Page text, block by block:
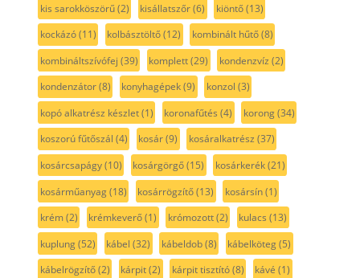
kis sarokköszörű(2) kisállatszőr(6) kiöntő(13)
kockázó(11) kolbásztöltő(12) kombinált hűtő(8)
kombináltszívófej (39) komplett(29) kondenzvíz (2)
kondenzátor(8) konyhagépek(9) konzol (3)
kopó alkatrész készlet(1) koronafűtés (4) korong(34)
koszorú fűtőszál (4) kosár(9) kosáralkatrész (37)
kosárcsapágy(10) kosárgörgő(15) kosárkerék(21)
kosárműanyag(18) kosárrögzítő(13) kosársín(1)
krém(2) krémkeverő(1) krómozott(2) kulacs (13)
kuplung(52) kábel (32) kábeldob(8) kábelköteg(5)
kábelrögzítő(2) kárpit(2) kárpit tisztító(8) kávé (1)